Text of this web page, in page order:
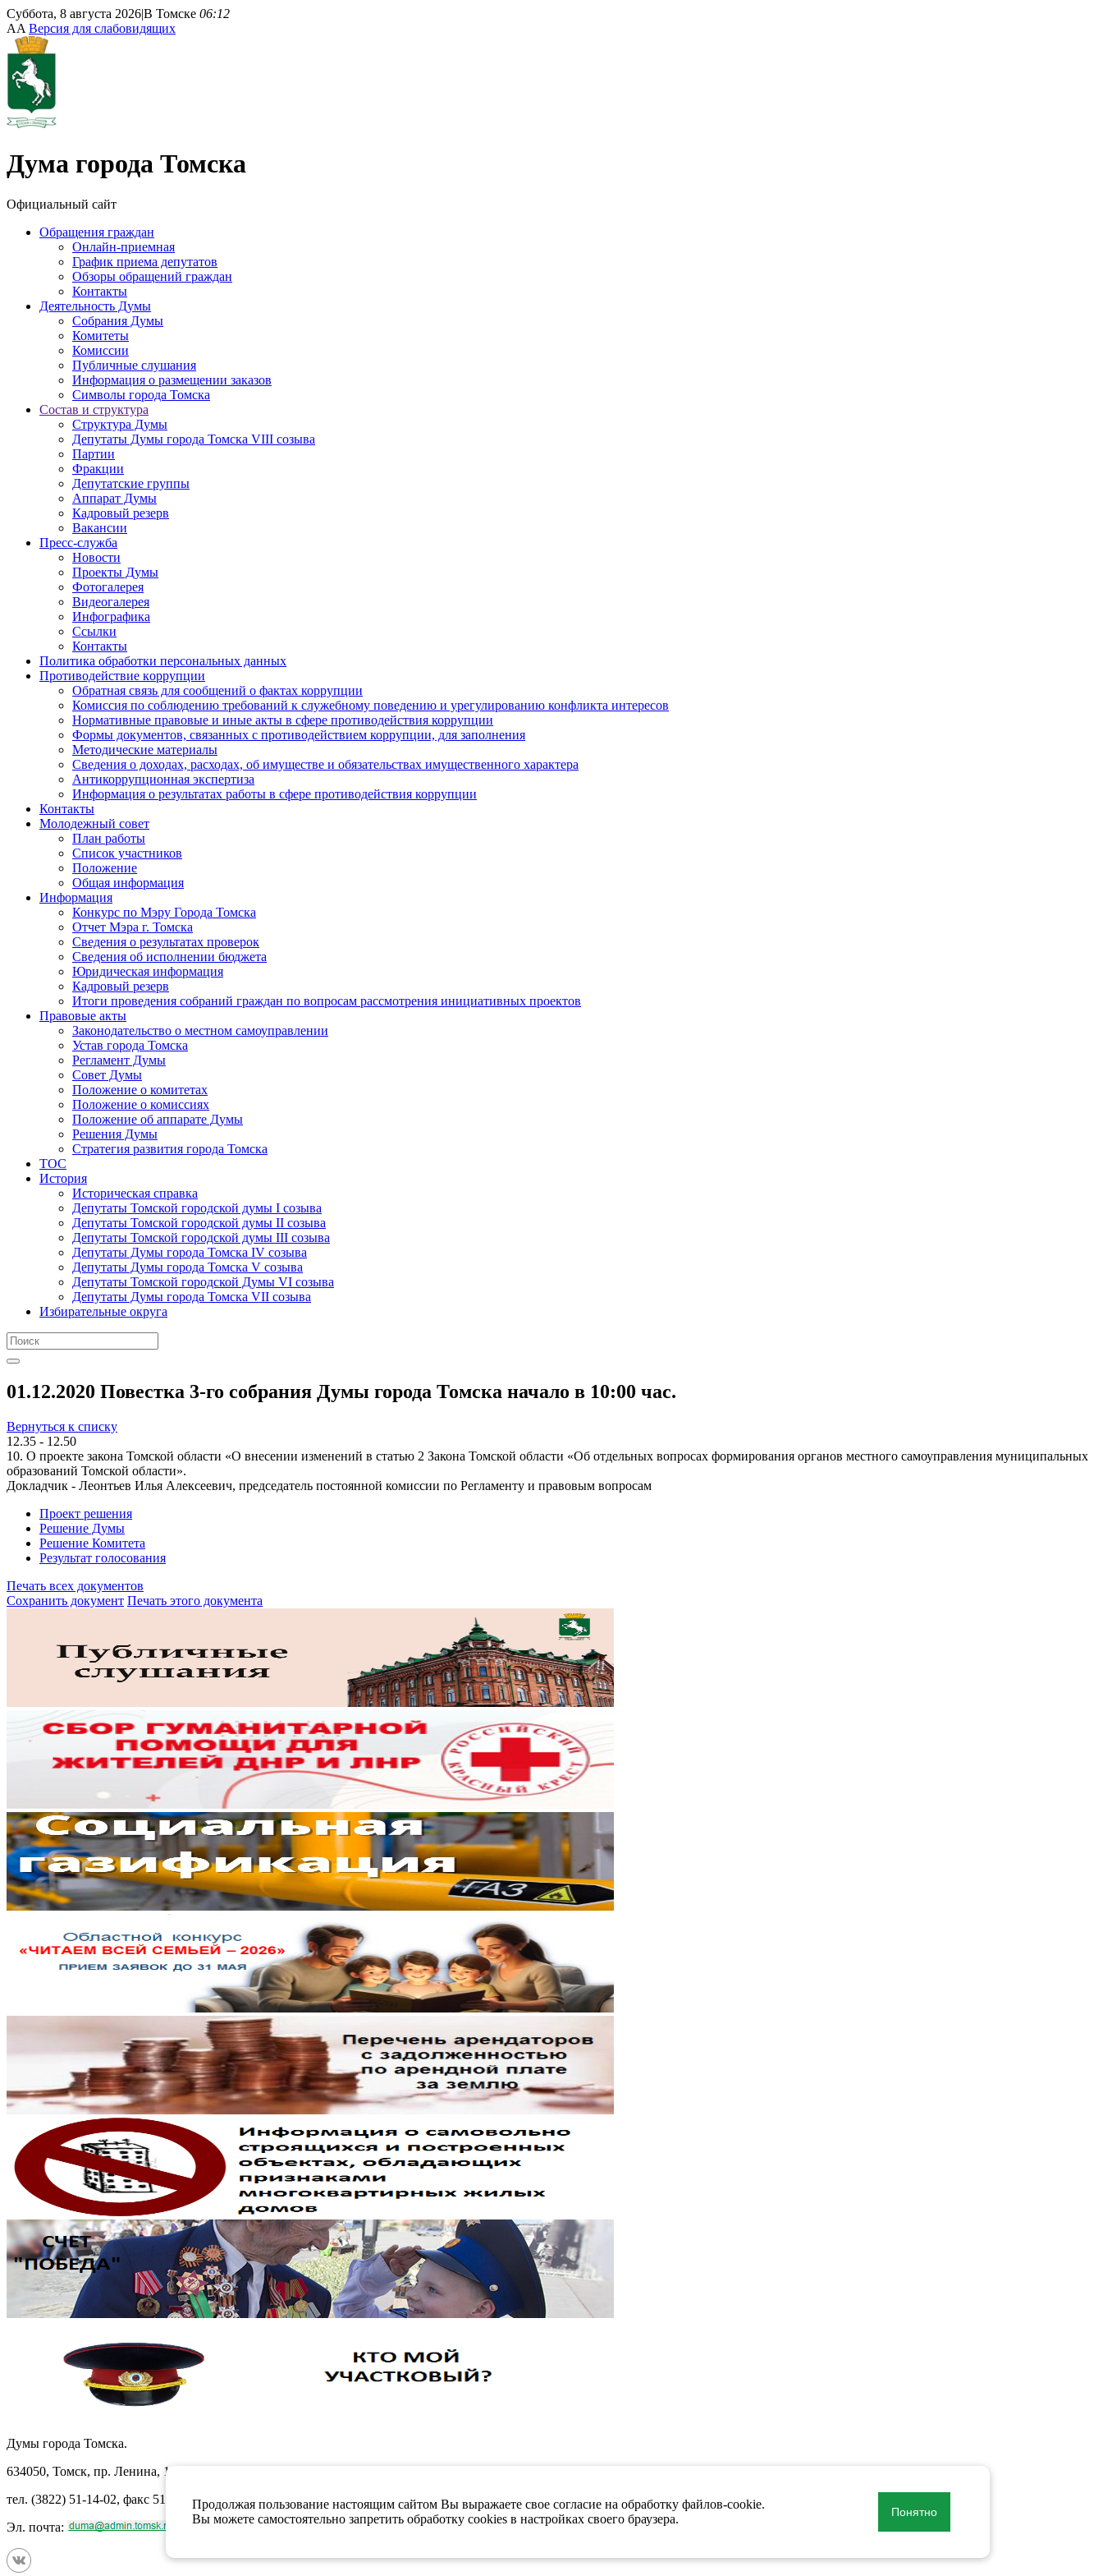
Суббота, 8 августа 2026|В Томске 06:12
AA Версия для слабовидящих
Дума города Томска
Официальный сайт
Обращения граждан
Онлайн-приемная
График приема депутатов
Обзоры обращений граждан
Контакты
Деятельность Думы
Собрания Думы
Комитеты
Комиссии
Публичные слушания
Информация о размещении заказов
Символы города Томска
Состав и структура
Структура Думы
Депутаты Думы города Томска VIII созыва
Партии
Фракции
Депутатские группы
Аппарат Думы
Кадровый резерв
Вакансии
Пресс-служба
Новости
Проекты Думы
Фотогалерея
Видеогалерея
Инфографика
Ссылки
Контакты
Политика обработки персональных данных
Прoтивoдeйствие кoрpупции
Обратная связь для сообщений о фактах коррупции
Комиссия по соблюдению требований к служебному поведению и урегулированию конфликта интересов
Нормативные правовые и иные акты в сфере противодействия коррупции
Формы документов, связанных с противодействием коррупции, для заполнения
Методические материалы
Сведения о доходах, расходах, об имуществе и обязательствах имущественного характера
Антикоррупционная экспертиза
Информация о результатах работы в сфере противодействия коррупции
Контакты
Молодежный совет
План работы
Список участников
Положение
Общая информация
Информация
Конкурс по Мэру Города Томска
Отчет Мэра г. Томска
Сведения о результатах проверок
Сведения об исполнении бюджета
Юридическая информация
Кадровый резерв
Итоги проведения собраний граждан по вопросам рассмотрения инициативных проектов
Правовые акты
Законодательство о местном самоуправлении
Устав города Томска
Регламент Думы
Совет Думы
Положение о комитетах
Положение о комиссиях
Положение об аппарате Думы
Решения Думы
Стратегия развития города Томска
ТОС
История
Историческая справка
Депутаты Томской городской думы I созыва
Депутаты Томской городской думы II созыва
Депутаты Томской городской думы III созыва
Депутаты Думы города Томска IV созыва
Депутаты Думы города Томска V созыва
Депутаты Томской городской Думы VI созыва
Депутаты Думы города Томска VII созыва
Избирательные округа
01.12.2020 Повестка 3-го собрания Думы города Томска начало в 10:00 час.
Вернуться к списку
12.35 - 12.50
10. О проекте закона Томской области «О внесении изменений в статью 2 Закона Томской области «Об отдельных вопросах формирования органов местного самоуправления муниципальных
образований Томской области».
Докладчик - Леонтьев Илья Алексеевич, председатель постоянной комиссии по Регламенту и правовым вопросам
Проект решения
Решение Думы
Решение Комитета
Результат голосования
Печать всех документов
Сохранить документ Печать этого документа
Думы города Томска.
634050, Томск, пр. Ленина, 105
тел. (3822) 51-14-02, факс 51-10-71
Эл. почта:
Продолжая пользование настоящим сайтом Вы выражаете свое согласие на обработку файлов-cookie.
Вы можете самостоятельно запретить обработку cookies в настройках своего браузера.
Понятно